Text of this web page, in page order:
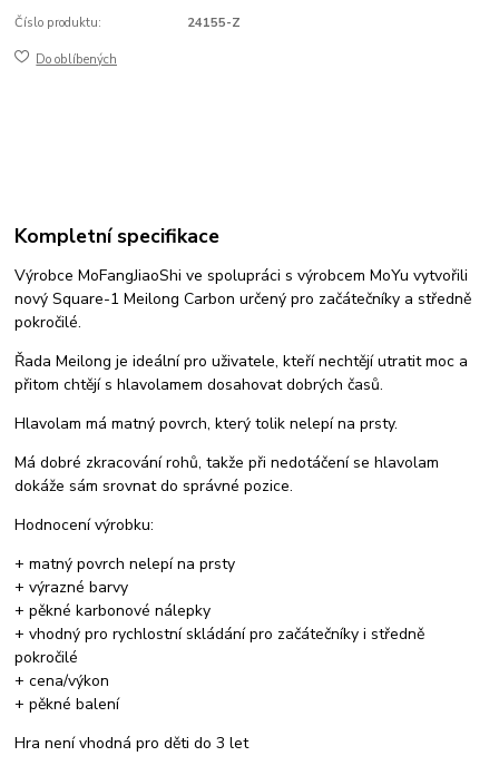
Číslo produktu: 24155-Z
Do oblíbených
Kompletní specifikace
Výrobce MoFangJiaoShi ve spolupráci s výrobcem MoYu vytvořili
nový Square-1 Meilong Carbon určený pro začátečníky a středně
pokročilé.
Řada Meilong je ideální pro uživatele, kteří nechtějí utratit moc a
přitom chtějí s hlavolamem dosahovat dobrých časů.
Hlavolam má matný povrch, který tolik nelepí na prsty.
Má dobré zkracování rohů, takže při nedotáčení se hlavolam
dokáže sám srovnat do správné pozice.
Hodnocení výrobku:
+ matný povrch nelepí na prsty
+ výrazné barvy
+ pěkné karbonové nálepky
+ vhodný pro rychlostní skládání pro začátečníky i středně
pokročilé
+ cena/výkon
+ pěkné balení
Hra není vhodná pro děti do 3 let